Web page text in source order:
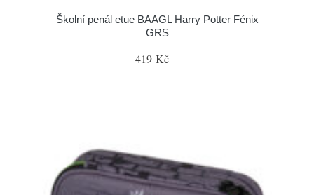
Školní penál etue BAAGL Harry Potter Fénix
GRS
419 Kč